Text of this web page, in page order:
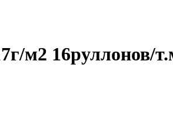
м2 16руллонов/